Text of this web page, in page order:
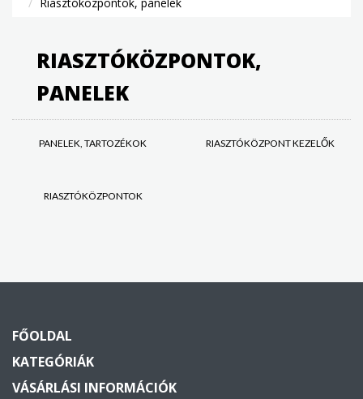
RIASZTÓKÖZPONTOK,
PANELEK
PANELEK, TARTOZÉKOK RIASZTÓKÖZPONT KEZELŐK
RIASZTÓKÖZPONTOK
FŐOLDAL
KATEGÓRIÁK
VÁSÁRLÁSI INFORMÁCIÓK